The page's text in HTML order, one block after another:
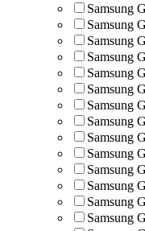
Samsung
Samsung
Samsung
Samsung
Samsung
Samsung
Samsung
Samsung
Samsung
Samsung
Samsung
Samsung
Samsung
Samsung